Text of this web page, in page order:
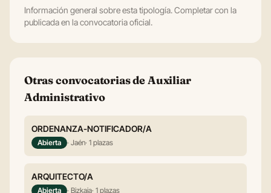
Información general sobre esta tipología. Completar con la
publicada en la convocatoria oficial.
Otras convocatorias de Auxiliar
Administrativo
ORDENANZA-NOTIFICADOR/A
Abierta · Jaén· 1 plazas
ARQUITECTO/A
Abierta · Bizkaia· 1 plazas